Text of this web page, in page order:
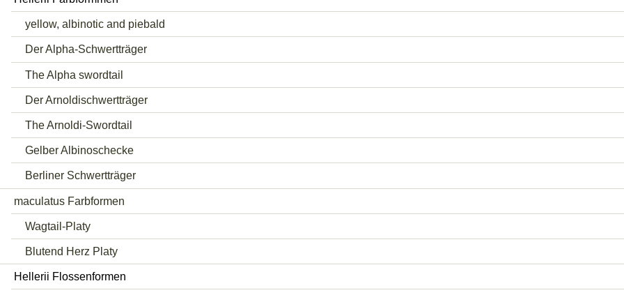
yellow, albinotic and piebald
Der Alpha-Schwertträger
The Alpha swordtail
Der Arnoldischwertträger
The Arnoldi-Swordtail
Gelber Albinoschecke
Berliner Schwertträger
maculatus Farbformen
Wagtail-Platy
Blutend Herz Platy
Hellerii Flossenformen